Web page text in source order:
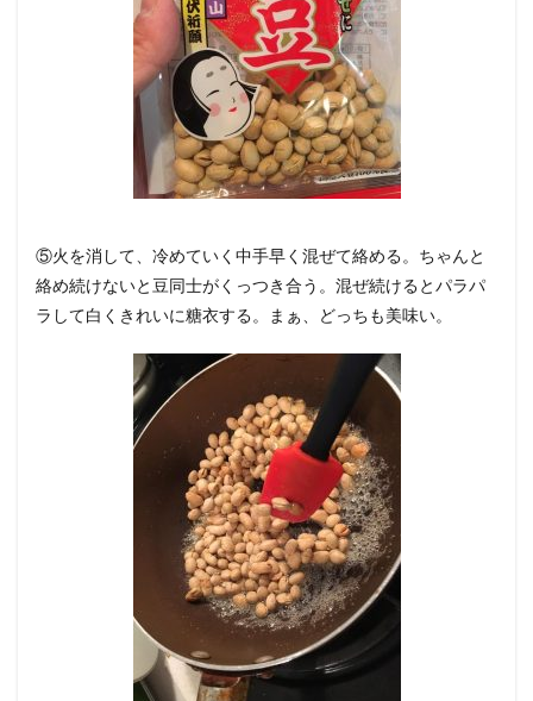
⑤火を消して、冷めていく中手早く混ぜて絡める。ちゃんと
絡め続けないと豆同士がくっつき合う。混ぜ続けるとパラパ
ラして白くきれいに糖衣する。まぁ、どっちも美味い。